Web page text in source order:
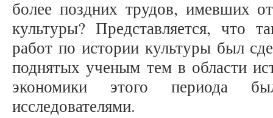
более поздних трудов, имевших
культуры? Представляется, что
работ по истории культуры был
поднятых ученым тем в области
экономики этого периода
исследователями.